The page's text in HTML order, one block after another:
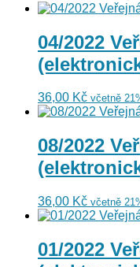
04/2022
36,00 Kč včetně
08/2022
36,00 Kč včetně
01/2022